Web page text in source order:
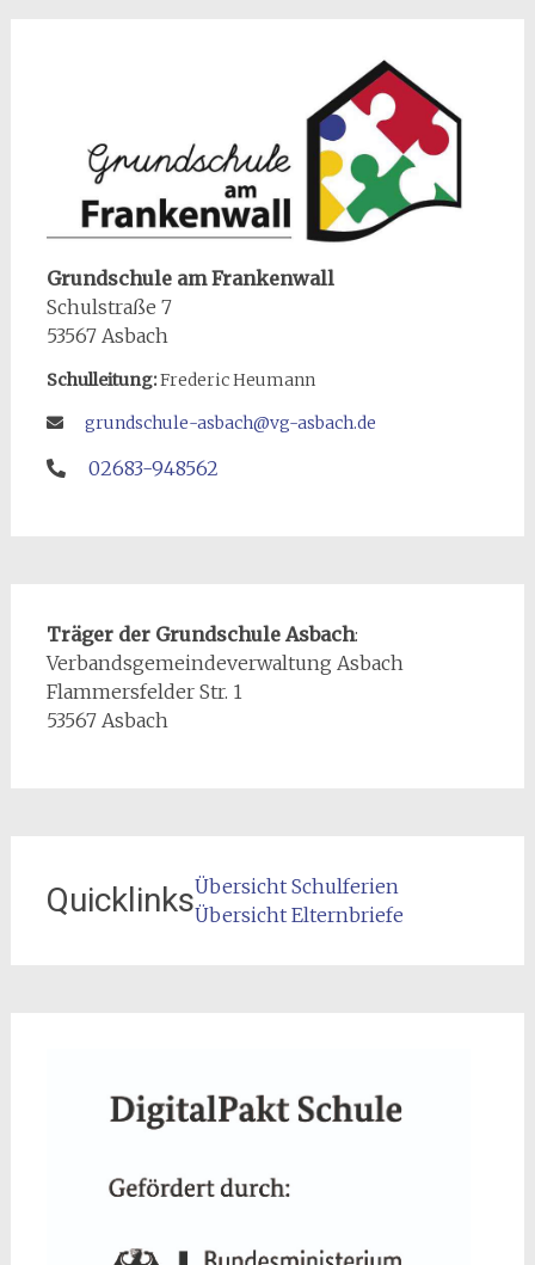
Grundschule am Frankenwall
Schulstraße 7
53567 Asbach
Schulleitung:Frederic Heumann
grundschule-asbach@vg-asbach.de
02683-948562
Träger der Grundschule Asbach:
Verbandsgemeindeverwaltung Asbach
Flammersfelder Str. 1
53567 Asbach
QuicklinksÜbersicht Schulferien
Übersicht Elternbriefe